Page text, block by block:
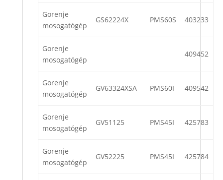
Gorenje
mosogatógép
GS62224X PMS60S 403233
Gorenje
mosogatógép
409452
Gorenje
mosogatógép
GV63324XSA PMS60I 409542
Gorenje
mosogatógép
GV51125 PMS45I 425783
Gorenje
mosogatógép
GV52225 PMS45I 425784